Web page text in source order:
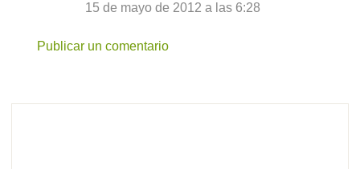
15 de mayo de 2012 a las 6:28
Publicar un comentario